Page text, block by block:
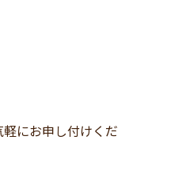
にお申し付けくだ